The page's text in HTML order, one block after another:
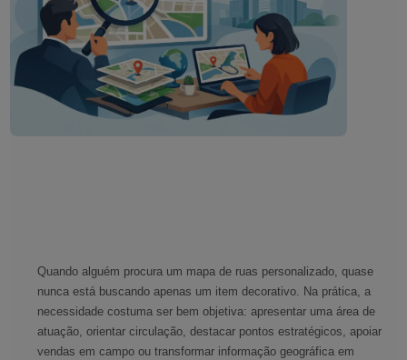
Quando alguém procura um mapa de ruas personalizado, quase
nunca está buscando apenas um item decorativo. Na prática, a
necessidade costuma ser bem objetiva: apresentar uma área de
atuação, orientar circulação, destacar pontos estratégicos, apoiar
vendas em campo ou transformar informação geográfica em